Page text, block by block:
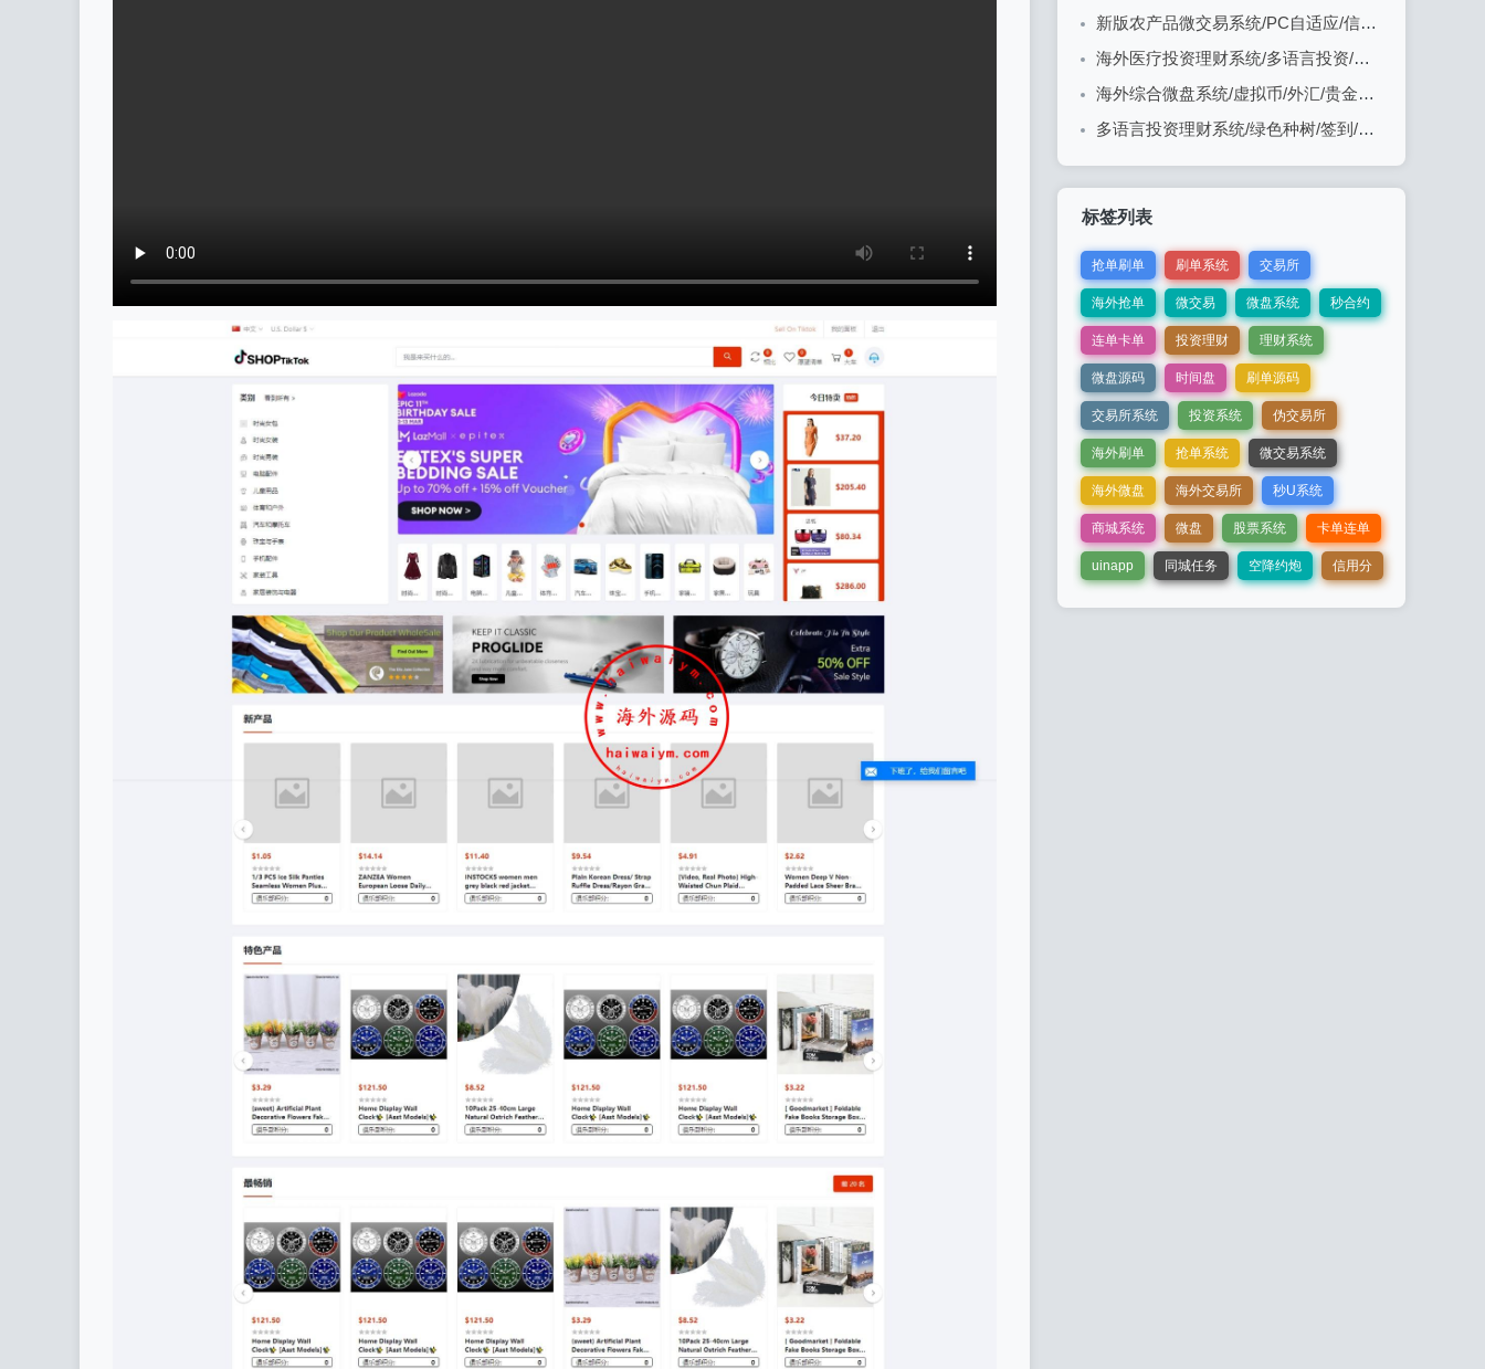
新版农产品微交易系统/PC自适应/信用分/委买微盘
海外医疗投资理财系统/多语言投资/余额宝/推广分销
海外综合微盘系统/虚拟币/外汇/贵金属/实名认证/余额宝/信用分
多语言投资理财系统/绿色种树/签到/任务/转盘/分销
标签列表
抢单刷单 刷单系统 交易所
海外抢单 微交易 微盘系统 秒合约
连单卡单 投资理财 理财系统
微盘源码 时间盘 刷单源码
交易所系统 投资系统 伪交易所
海外刷单 抢单系统 微交易系统
海外微盘 海外交易所 秒U系统
商城系统 微盘 股票系统 卡单连单
uinapp 同城任务 空降约炮 信用分